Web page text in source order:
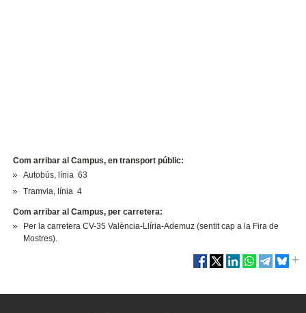
Com arribar al Campus, en transport públic:
Autobús, línia 63
Tramvia, línia 4
Com arribar al Campus, per carretera:
Per la carretera CV-35 València-Llíria-Ademuz (sentit cap a la Fira de
Mostres).